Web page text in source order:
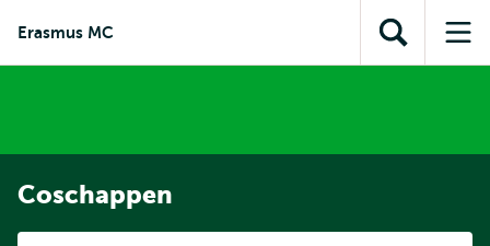
inhoud
Direct naar
subnavigatie
Erasmus MC
Toon
zoekveld
Coschappen